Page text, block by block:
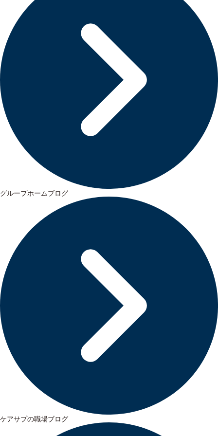
グループホームブログ
ケアサプの職場ブログ